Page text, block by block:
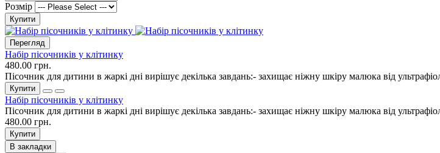
Розмір
Купити
Перегляд
Набір пісочників у клітинку
480.00 грн.
Пісочник для дитини в жаркі дні вирішує декілька завдань:- захищає ніжну шкіру малюка від
Купити
Набір пісочників у клітинку
Пісочник для дитини в жаркі дні вирішує декілька завдань:- захищає ніжну шкіру малюка від
480.00 грн.
Купити
В закладки